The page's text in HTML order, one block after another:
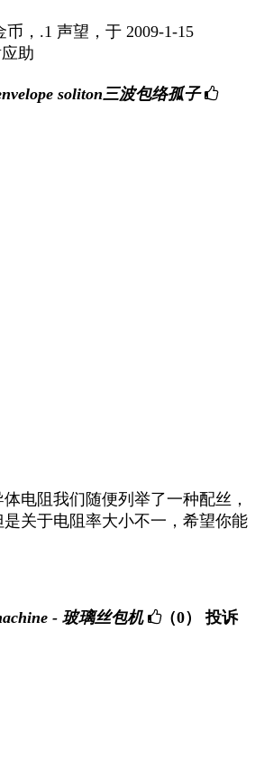
币，.1 声望，于 2009-1-15
助
soliton三波包络孤子
电阻我们随便列举了一种配丝，
关于电阻率大小不一，希望你能
- 玻璃丝包机 （0） 投诉